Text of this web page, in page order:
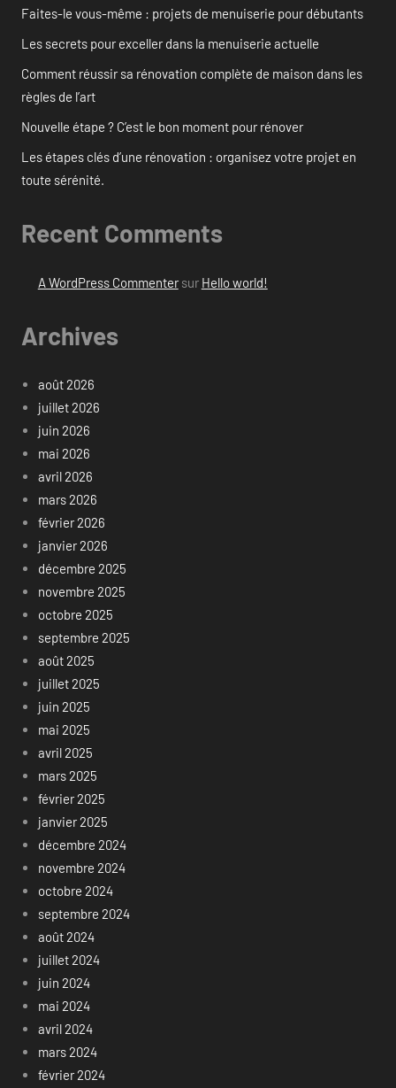
Faites-le vous-même : projets de menuiserie pour débutants
Les secrets pour exceller dans la menuiserie actuelle
Comment réussir sa rénovation complète de maison dans les
règles de l’art
Nouvelle étape ? C’est le bon moment pour rénover
Les étapes clés d’une rénovation : organisez votre projet en
toute sérénité.
Recent Comments
A WordPress Commentersur Hello world!
Archives
août 2026
juillet 2026
juin 2026
mai 2026
avril 2026
mars 2026
février 2026
janvier 2026
décembre 2025
novembre 2025
octobre 2025
septembre 2025
août 2025
juillet 2025
juin 2025
mai 2025
avril 2025
mars 2025
février 2025
janvier 2025
décembre 2024
novembre 2024
octobre 2024
septembre 2024
août 2024
juillet 2024
juin 2024
mai 2024
avril 2024
mars 2024
février 2024